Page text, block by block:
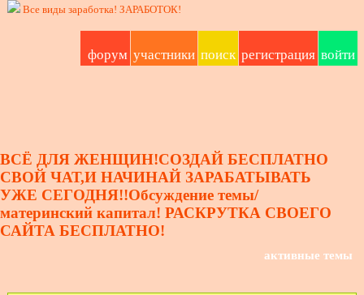
Все виды заработка! ЗАРАБОТОК!
ВСЁ ДЛЯ ЖЕНЩИН!СОЗДАЙ БЕСПЛАТНО
СВОЙ ЧАТ,И НАЧИНАЙ ЗАРАБАТЫВАТЬ
УЖЕ СЕГОДНЯ!!Обсуждение темы/
материнский капитал! РАСКРУТКА СВОЕГО
САЙТА БЕСПЛАТНО!
форум участники поиск регистрация войти
активные темы